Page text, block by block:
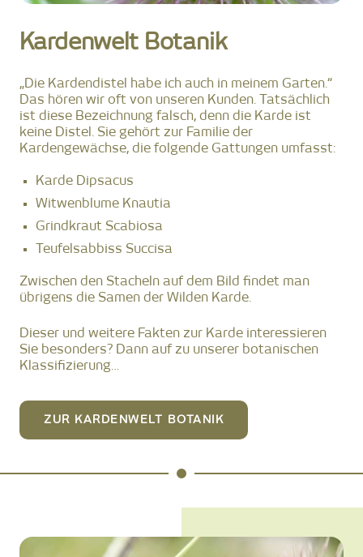
Kardenwelt Botanik
„Die Kardendistel habe ich auch in meinem Garten.“
Das hören wir oft von unseren Kunden. Tatsächlich
ist diese Bezeichnung falsch, denn die Karde ist
keine Distel. Sie gehört zur Familie der
Kardengewächse, die folgende Gattungen umfasst:
Karde Dipsacus
Witwenblume Knautia
Grindkraut Scabiosa
Teufelsabbiss Succisa
Zwischen den Stacheln auf dem Bild findet man
übrigens die Samen der Wilden Karde.
Dieser und weitere Fakten zur Karde interessieren
Sie besonders? Dann auf zu unserer botanischen
Klassifizierung…
ZUR KARDENWELT BOTANIK